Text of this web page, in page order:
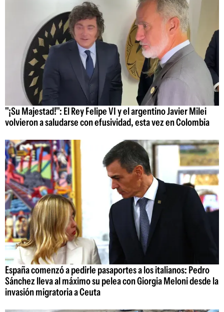
"¡Su Majestad!": El Rey Felipe VI y el argentino Javier Milei
volvieron a saludarse con efusividad, esta vez en Colombia
España comenzó a pedirle pasaportes a los italianos: Pedro
Sánchez lleva al máximo su pelea con Giorgia Meloni desde la
invasión migratoria a Ceuta